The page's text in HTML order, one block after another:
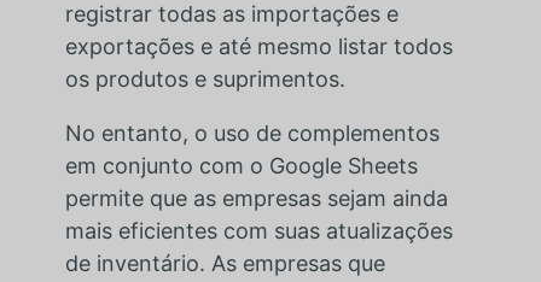
registrar todas as importações e
exportações e até mesmo listar todos
os produtos e suprimentos.
No entanto, o uso de complementos
em conjunto com o Google Sheets
permite que as empresas sejam ainda
mais eficientes com suas atualizações
de inventário. As empresas que